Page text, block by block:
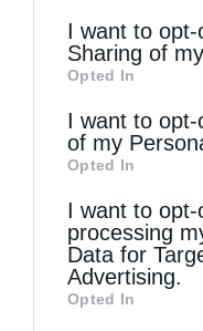
information by
of downstream
information may
third parties on
Downstream
disclose it to
I want to
Sharing of
Opted In
I want to
of my
Opted In
I want to opt-
processing
Data for
Advertising.
Opted In
Τελευταία άρθρα
Η LEROY MERLIN
Σταυρό με δωρεά
την αντιμετώπιση
πυρκαγιών